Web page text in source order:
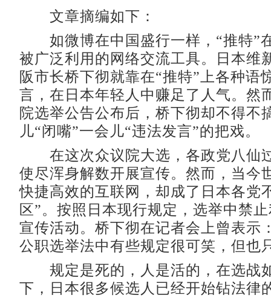
文章摘编如下：
如微博在中国盛行一样，“推特”
被广泛利用的网络交流工具。日本维
阪市长桥下彻就靠在“推特”上各种语
言，在日本年轻人中赚足了人气。然
院选举公告公布后，桥下彻却不得不
儿“闭嘴”一会儿“违法发言”的把戏。
在这次众议院大选，各政党八仙
使尽浑身解数开展宣传。然而，当今
快捷高效的互联网，却成了日本各党
区”。按照日本现行规定，选举中禁
宣传活动。桥下彻在记者会上曾表示
公职选举法中有些规定很可笑，但也
规定是死的，人是活的，在选战
下，日本很多候选人已经开始钻法律